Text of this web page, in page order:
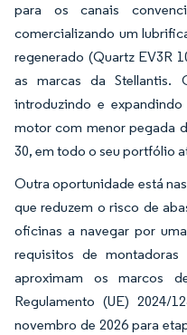
para os canais
comercializando um
regenerado (Quartz EV3R
as marcas da Stellantis.
introduzindo e
motor com menor pegada
30, em todo o seu portfólio
Outra oportunidade está
que reduzem o risco de
oficinas a navegar por
requisitos de
aproximam os marcos
Regulamento (UE)
novembro de 2026 para